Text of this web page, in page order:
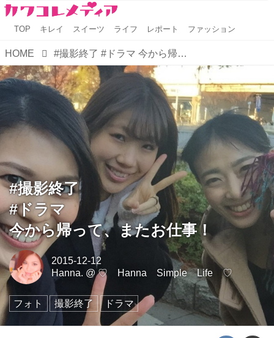
TOP キレイ スイーツ ライフ レポート ファッション
HOME #撮影終了 #ドラマ 今から帰って、またお仕事！
#撮影終了
#ドラマ
今から帰って、またお仕事！
2015-12-12
Hanna. @♡ Hanna Simple Life ♡
フォト 撮影終了 ドラマ